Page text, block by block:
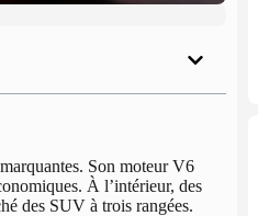
Son moteur V6
À l’intérieur, des
des SUV à trois rangées.